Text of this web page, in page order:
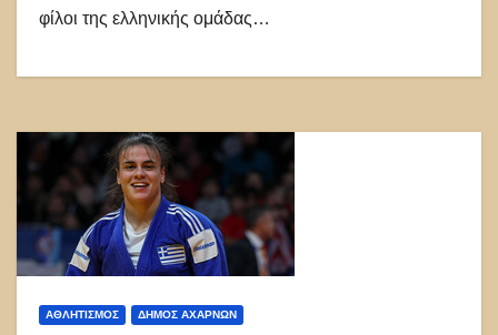
φίλοι της ελληνικής ομάδας…
ΑΘΛΗΤΙΣΜΌΣ ΔΉΜΟΣ ΑΧΑΡΝΏΝ